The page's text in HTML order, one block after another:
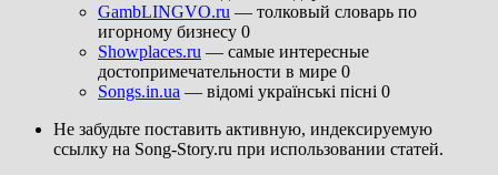
GambLINGVO.ru — толковый словарь по
игорному бизнесу 0
Showplaces.ru — самые интересные
достопримечательности в мире 0
Songs.in.ua — відомі українські пісні 0
Не забудьте поставить активную, индексируемую
ссылку на Song-Story.ru при использовании статей.